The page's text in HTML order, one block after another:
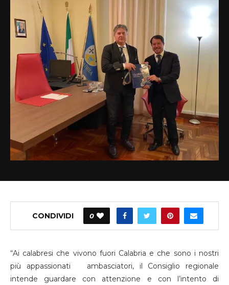
CONDIVIDI 0
“Ai calabresi che vivono fuori Calabria e che sono i nostri
più appassionati ambasciatori, il Consiglio regionale
intende guardare con attenzione e con l’intento di